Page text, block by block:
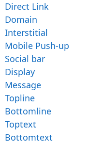
Direct Link
Domain
Interstitial
Mobile Push-up
Social bar
Display
Message
Topline
Bottomline
Toptext
Bottomtext